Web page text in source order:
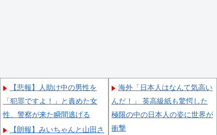
【悲報】人助け中の男性を
「犯罪ですよ！」と責めた女
性、警察が来た瞬間逃げる
【朗報】みいちゃんと山田さ
海外「日本人はなんて気高い
んだ！」 英高級紙も驚愕した
極限の中の日本人の姿に世界が
衝撃